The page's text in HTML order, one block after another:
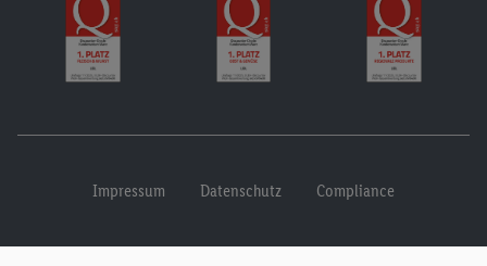
Impressum Datenschutz Compliance